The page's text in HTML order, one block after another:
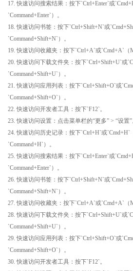
17. 快速访问搜索结果：按下`Ctrl+Enter`或
`Command+Enter`）。
18. 快速访问书签：按下`Ctrl+Shift+N`或
`Command+Shift+N`）。
19. 快速访问收藏夹：按下`Ctrl+A`或`Cmd+A`（
20. 快速访问下载文件夹：按下`Ctrl+Shift+U`或
`Command+Shift+U`）。
21. 快速访问应用列表：按下`Ctrl+Shift+O`或
`Command+Shift+O`）。
22. 快速访问开发者工具：按下`F12`。
23. 快速访问设置：点击菜单栏的“更多” > “设置”
24. 快速访问历史记录：按下`Ctrl+H`或`Cmd+H`
`Command+H`）。
25. 快速访问搜索结果：按下`Ctrl+Enter`或
`Command+Enter`）。
26. 快速访问书签：按下`Ctrl+Shift+N`或
`Command+Shift+N`）。
27. 快速访问收藏夹：按下`Ctrl+A`或`Cmd+A`（
28. 快速访问下载文件夹：按下`Ctrl+Shift+U`或
`Command+Shift+U`）。
29. 快速访问应用列表：按下`Ctrl+Shift+O`或
`Command+Shift+O`）。
30. 快速访问开发者工具：按下`F12`。